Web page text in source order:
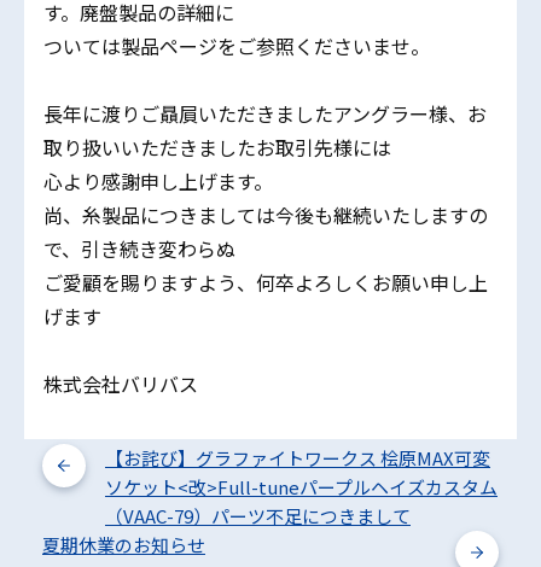
す。廃盤製品の詳細に
ついては製品ページをご参照くださいませ。
長年に渡りご贔屓いただきましたアングラー様、お
取り扱いいただきましたお取引先様には
心より感謝申し上げます。
尚、糸製品につきましては今後も継続いたしますの
で、引き続き変わらぬ
ご愛顧を賜りますよう、何卒よろしくお願い申し上
げます
株式会社バリバス
【お詫び】グラファイトワークス 桧原MAX可変
ソケット<改>Full-tuneパープルヘイズカスタム
（VAAC-79）パーツ不足につきまして
夏期休業のお知らせ